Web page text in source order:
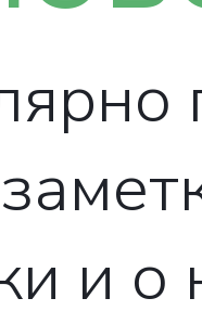
и о